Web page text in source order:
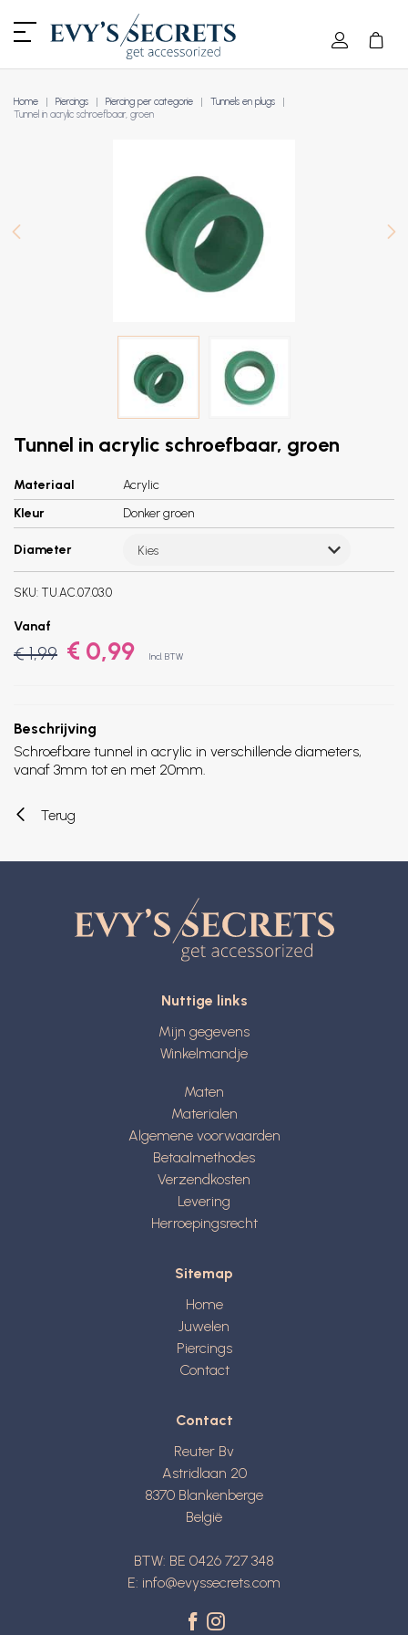
Home Piercings Piercing per categorie
Tunnels en plugs
Tunnel in acrylic schroefbaar, groen
Tunnel in acrylic schroefbaar, groen
Materiaal
Acrylic
Kleur
Donker groen
Diameter Kies
SKU: TU.AC.07.03.0
Vanaf
€ 1,99 € 0,99 Incl. BTW
Beschrijving
Schroefbare tunnel in acrylic in verschillende diameters,
vanaf 3mm tot en met 20mm.
Terug
Nuttige links
Mijn gegevens
Winkelmandje
Maten
Materialen
Algemene voorwaarden
Betaalmethodes
Verzendkosten
Levering
Herroepingsrecht
Sitemap
Home
Juwelen
Piercings
Contact
Contact
Reuter Bv
Astridlaan 20
8370 Blankenberge
België
BTW: BE 0426 727 348
E: info@evyssecrets.com